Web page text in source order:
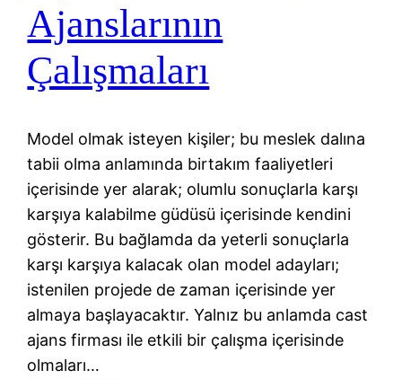
Ajanslarının
Çalışmaları
Model olmak isteyen kişiler; bu meslek dalına
tabii olma anlamında birtakım faaliyetleri
içerisinde yer alarak; olumlu sonuçlarla karşı
karşıya kalabilme güdüsü içerisinde kendini
gösterir. Bu bağlamda da yeterli sonuçlarla
karşı karşıya kalacak olan model adayları;
istenilen projede de zaman içerisinde yer
almaya başlayacaktır. Yalnız bu anlamda cast
ajans firması ile etkili bir çalışma içerisinde
olmaları…